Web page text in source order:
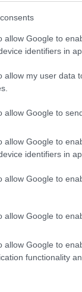
allow Google to
identifiers in
allow my user data
allow Google to
allow Google to
identifiers in
allow Google to
allow Google to
allow Google to
functionality
munkát egy
A
lemez